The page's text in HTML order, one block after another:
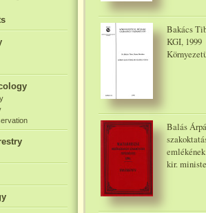
Bakács
KGI, 1999
Balás
kir.